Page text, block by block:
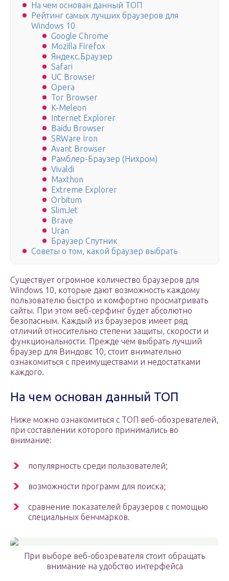
На чем основан данный ТОП
Рейтинг самых лучших браузеров для
Windows 10
Google Chrome
Mozilla Firefox
Яндекс.Браузер
Safari
UC Browser
Opera
Tor Browser
K-Meleon
Internet Explorer
Baidu Browser
SRWare Iron
Avant Browser
Рамблер-Браузер (Нихром)
Vivaldi
Maxthon
Extreme Explorer
Orbitum
SlimJet
Brave
Uran
Браузер Спутник
Советы о том, какой браузер выбрать
Существует огромное количество браузеров для
Windows 10, которые дают возможность каждому
пользователю быстро и комфортно просматривать
сайты. При этом веб-серфинг будет абсолютно
безопасным. Каждый из браузеров имеет ряд
отличий относительно степени защиты, скорости и
функциональности. Прежде чем выбрать лучший
браузер для Виндовс 10, стоит внимательно
ознакомиться с преимуществами и недостатками
каждого.
На чем основан данный ТОП
Ниже можно ознакомиться с ТОП веб-обозревателей,
при составлении которого принимались во
внимание:
популярность среди пользователей;
возможности программ для поиска;
сравнение показателей браузеров с помощью
специальных бенчмарков.
При выборе веб-обозревателя стоит обращать
внимание на удобство интерфейса